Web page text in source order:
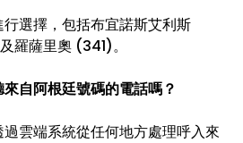
選擇，包括布宜諾斯艾利斯
羅薩里奧 (341)。
自阿根廷號碼的電話嗎？
雲端系統從任何地方處理呼入來